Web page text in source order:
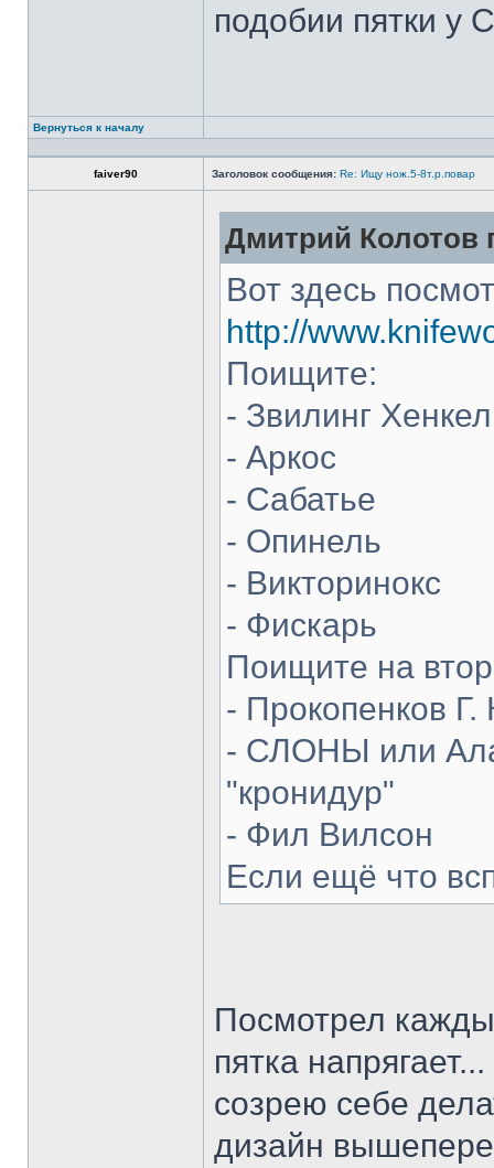
подобии пятки у
Вернуться к началу
faiver90 Заголовок сообщения: Re: Ищу нож.5-8т.р.повар
Дмитрий Колотов
Вот здесь
http://
Поищите:
- Звилинг
- Аркос
- Сабатье
- Опинель
- Викторинокс
- Фискарь
Поищите на
- Прокопенков Г.
- СЛОНЫ или
"кронидур"
- Фил Вилсон
Если ещё что
Посмотрел
пятка
созрею себе
дизайн